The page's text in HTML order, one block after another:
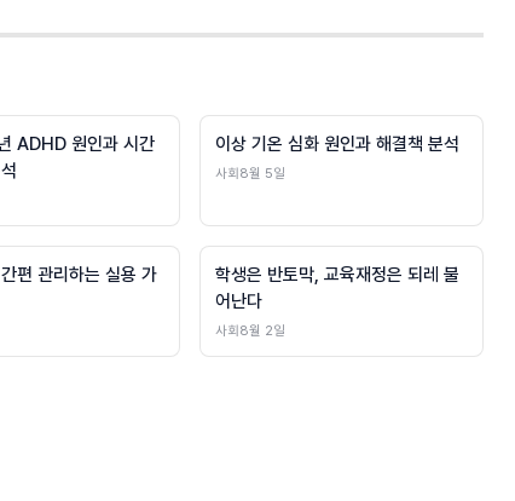
ADHD 원인과 시간
이상 기온 심화 원인과 해결책 분석
사회 8월 5일
편 관리하는 실용 가
학생은 반토막, 교육재정은 되레 불
어난다
사회 8월 2일